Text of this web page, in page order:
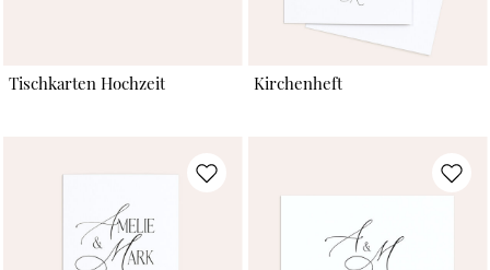
Tischkarten Hochzeit Kirchenheft